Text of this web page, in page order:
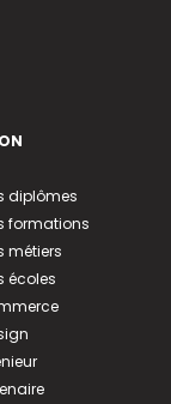
diplômes
formations
métiers
écoles